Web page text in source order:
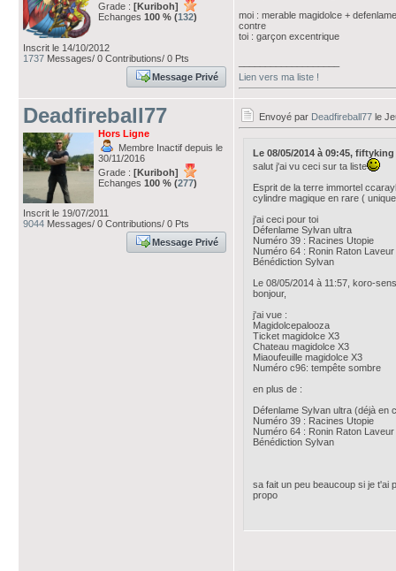
Grade : [Kuriboh]
Echanges 100 % (132)
Inscrit le 14/10/2012
1737 Messages/ 0 Contributions/ 0 Pts
Message Privé
moi : merable magidolce +
contre
toi : garçon excentrique
Lien vers ma liste !
Deadfireball77
Hors Ligne
Membre Inactif depuis le
30/11/2016
Grade : [Kuriboh]
Echanges 100 % (277)
Inscrit le 19/07/2011
9044 Messages/ 0 Contributions/ 0 Pts
Message Privé
Envoyé par Deadfireball77 le
Le 08/05/2014 à 09:45,
salut j'ai vu ceci sur ta liste
Esprit de la terre immortel
cylindre magique en rare (
j'ai ceci pour toi
Défenlame Sylvan ultra
Numéro 39 : Racines Utopie
Numéro 64 : Ronin Raton
Bénédiction Sylvan
Le 08/05/2014 à 11:57, koro-
bonjour,
j'ai vue :
Magidolcepalooza
Ticket magidolce X3
Chateau magidolce X3
Miaoufeuille magidolce X3
Numéro c96: tempête sombre
en plus de :
Défenlame Sylvan ultra (déjà en
Numéro 39 : Racines Utopie
Numéro 64 : Ronin Raton
Bénédiction Sylvan
sa fait un peu beaucoup si je t'ai
propo